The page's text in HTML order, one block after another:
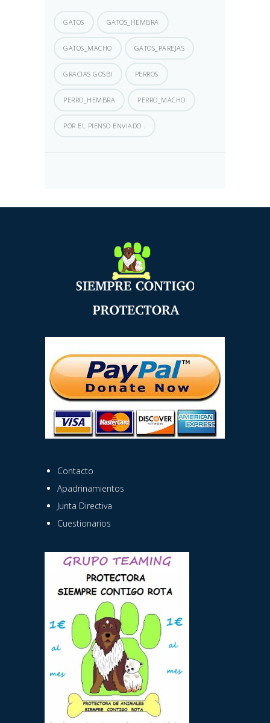
GATOS GATOS_HEMBRA
GATOS_MACHO GATOS_PAREJAS
GRACIAS GOSBI PERROS
PERRO_HEMBRA PERRO_MACHO
POR EL PIENSO ENVIADO .
Contacto
Apadrinamientos
Junta Directiva
Cuestionarios